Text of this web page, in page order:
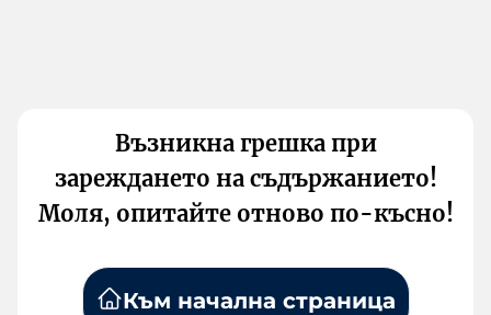
Възникна грешка при
зареждането на съдържанието!
Моля, опитайте отново по-късно!
Към начална страница